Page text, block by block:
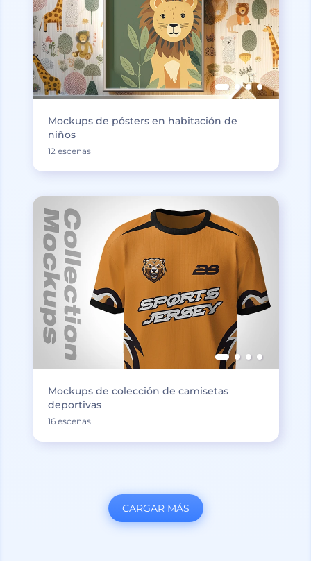
Mockups de pósters en habitación de
niños
12 escenas
Mockups de colección de camisetas
deportivas
16 escenas
CARGAR MÁS